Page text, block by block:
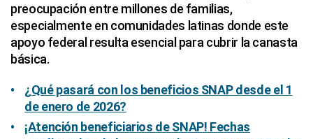
preocupación entre millones de familias,
especialmente en comunidades latinas donde este
apoyo federal resulta esencial para cubrir la canasta
básica.
¿Qué pasará con los beneficios SNAP desde el 1
de enero de 2026?
¡Atención beneficiarios de SNAP! Fechas